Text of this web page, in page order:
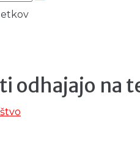
odhajajo na